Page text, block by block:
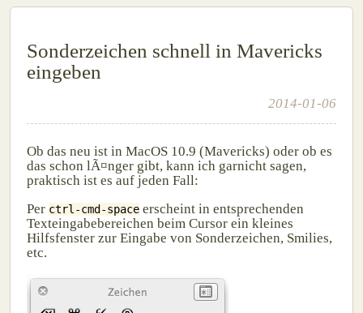
Sonderzeichen schnell in Mavericks
eingeben
2014-01-06
Ob das neu ist in MacOS 10.9 (Mavericks) oder ob es
das schon lÃ¤nger gibt, kann ich garnicht sagen,
praktisch ist es auf jeden Fall:
Per ctrl-cmd-space erscheint in entsprechenden
Texteingabebereichen beim Cursor ein kleines
Hilfsfenster zur Eingabe von Sonderzeichen, Smilies,
etc.